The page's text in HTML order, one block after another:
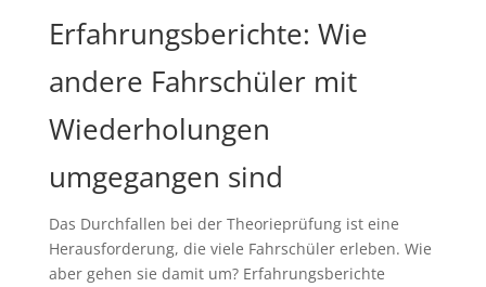
Erfahrungsberichte: Wie
andere Fahrschüler mit
Wiederholungen
umgegangen sind
Das Durchfallen bei der Theorieprüfung ist eine
Herausforderung, die viele Fahrschüler erleben. Wie
aber gehen sie damit um? Erfahrungsberichte